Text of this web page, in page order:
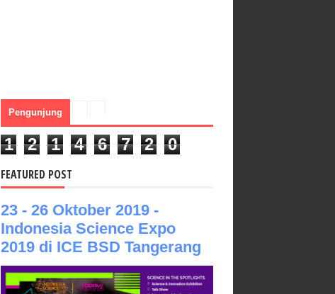
Pengunjung
1 2 1 4 6 7 2 0
FEATURED POST
23 - 26 Oktober 2019 -
Indonesia Science Expo
2019 di ICE BSD Tangerang